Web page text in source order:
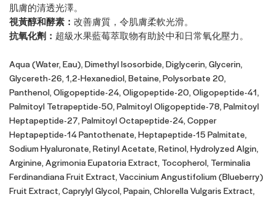
肌膚的清透光澤。
視黃醇和酵素： 改善膚質，令肌膚柔軟光滑。
抗氧化劑： 超級水果藍莓萃取物有助於中和日常氧化壓力。
Aqua (Water, Eau), Dimethyl Isosorbide, Diglycerin, Glycerin,
Glycereth-26, 1,2-Hexanediol, Betaine, Polysorbate 20,
Panthenol, Oligopeptide-24, Oligopeptide-20, Oligopeptide-41,
Palmitoyl Tetrapeptide-50, Palmitoyl Oligopeptide-78, Palmitoyl
Heptapeptide-27, Palmitoyl Octapeptide-24, Copper
Heptapeptide-14 Pantothenate, Heptapeptide-15 Palmitate,
Sodium Hyaluronate, Retinyl Acetate, Retinol, Hydrolyzed Algin,
Arginine, Agrimonia Eupatoria Extract, Tocopherol, Terminalia
Ferdinandiana Fruit Extract, Vaccinium Angustifolium (Blueberry)
Fruit Extract, Caprylyl Glycol, Papain, Chlorella Vulgaris Extract,